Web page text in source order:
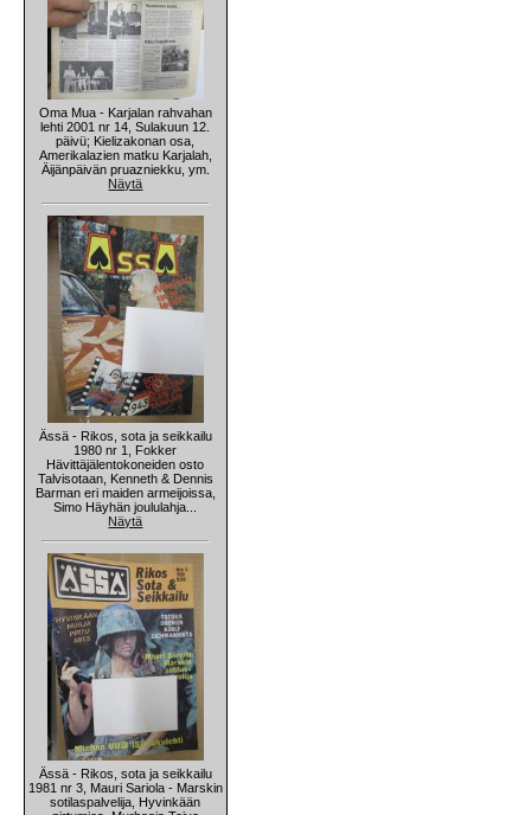
Oma Mua - Karjalan rahvahan
lehti 2001 nr 14, Sulakuun 12.
päivü; Kielizakonan osa,
Amerikalazien matku Karjalah,
Äijänpäivän pruazniekku, ym.
Näytä
Ässä - Rikos, sota ja seikkailu
1980 nr 1, Fokker
Hävittäjälentokoneiden osto
Talvisotaan, Kenneth & Dennis
Barman eri maiden armeijoissa,
Simo Häyhän joululahja...
Näytä
Ässä - Rikos, sota ja seikkailu
1981 nr 3, Mauri Sariola - Marskin
sotilaspalvelija, Hyvinkään